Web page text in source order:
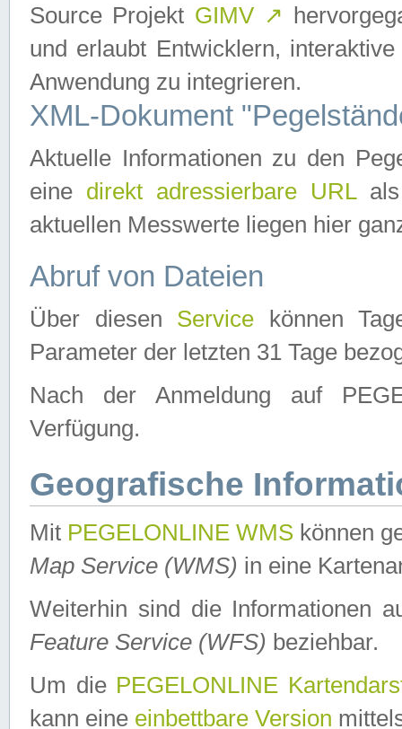
Source Projekt GIMV ↗
und erlaubt Entwicklern,
Anwendung zu integrieren.
XML-Dokument
Aktuelle Informationen zu den
eine direkt adressierbare URLals
aktuellen Messwerte liegen hier
Abruf von Dateien
Über diesen Service können
Parameter der letzten 31 Tage
Nach der Anmeldung auf
Verfügung.
Geografische
Mit PEGELONLINE WMS können
Map Service (WMS) in eine
Weiterhin sind die Informationen
Feature Service (WFS) beziehbar.
Um die PEGELONLINE
kann eine einbettbare Version